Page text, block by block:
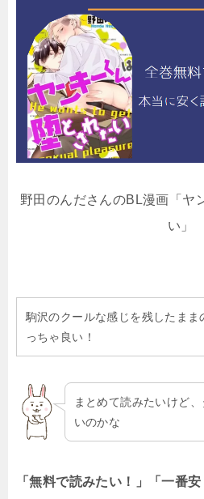
野田のんださんのBL漫画「ヤ
い」
駒沢のクールな感じを残したまま
っちゃ良い！
まとめて読みたいけど
いのかな
「無料で読みたい！」「一番安